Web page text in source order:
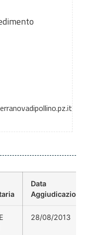
Data
Aggiudicazione
28/08/2013